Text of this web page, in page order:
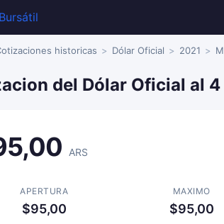
historicas Dólar Oficial 2021
del Dólar Oficial al 4
ARS
APERTURA
$95,00
MAXIMO
$95,00